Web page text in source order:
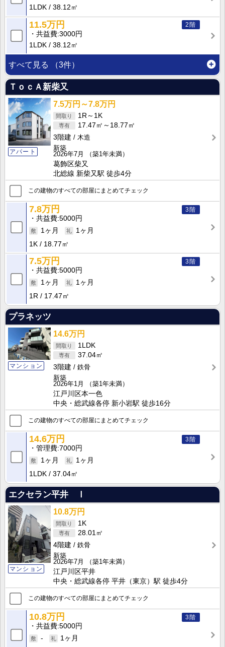
1LDK
38.12㎡
2階
11.5万円
共益費 3000円
1LDK
38.12㎡
すべて見る （3件）
ＴｏｃＡ新柴又
アパート
7.5万円～7.8万円
1R～1K
17.47㎡～18.77㎡
3階建
木造
新築
2026年7月
（築1年未満）
葛飾区柴又
北総線 新柴又駅 徒歩4分
この建物のすべての部屋にまとめてチェック
3階
7.8万円
共益費 5000円
1ヶ月
1ヶ月
1K
18.77㎡
3階
7.5万円
共益費 5000円
1ヶ月
1ヶ月
1R
17.47㎡
プラネッツ
マンション
14.6万円
1LDK
37.04㎡
3階建
鉄骨
新築
2026年1月
（築1年未満）
江戸川区本一色
中央・総武線各停 新小岩駅 徒歩16分
この建物のすべての部屋にまとめてチェック
3階
14.6万円
管理費 7000円
1ヶ月
1ヶ月
1LDK
37.04㎡
エクセラン平井 Ⅰ
マンション
10.8万円
1K
28.01㎡
4階建
鉄骨
新築
2026年7月
（築1年未満）
江戸川区平井
中央・総武線各停 平井（東京）駅 徒歩4分
この建物のすべての部屋にまとめてチェック
3階
10.8万円
共益費 5000円
-
1ヶ月